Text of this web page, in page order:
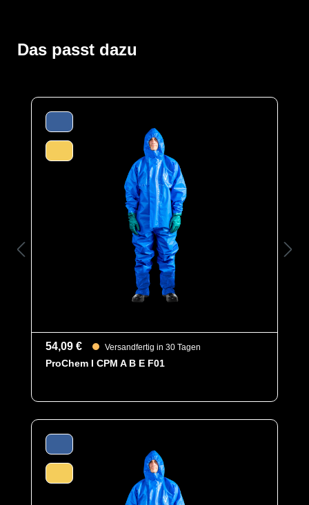
sondern schützt auch vor biologischen Stoffen, wie sie
in der Lebensmittelindustrie und in Krankenhäusern
Reinigungsmitteln.
Schutzklasse S4 (mit Stahlkappe) und einer
antibakteriellen Innenbeschichtung macht den Stiefel
ideal geeignet für die Verwendung in Bereichen mit
hohen Sicherheits- und Hygieneanforderungen.
Abseits dessen hat der Stiefel mit seiner Klassifizierung
SRC die bestmögliche Rutschhemmung.
Ein weiteres Highlight des speziellen Materials ist seine
Haltbarkeitsdauer. Bei richtiger Lagerung behält der
Stiefel seine chemische Beständigkeit, auch wenn er
nach ca. 5 Jahren möglicherweise an Glanz und Farbe
verlieren kann. Es ist wichtig, PVC-Produkte vor
Sonnenlicht, Hitze und Feuchtigkeit zu schützen, um
EAN 8430844303470
Merkmale
- Sicherheitsstiefel aus speziellem
modifizierten FOCA® PVC
- Schutzklasse S4 mit Stahlkappe
Das passt dazu
54,09 € Versandfertig in 30 Tagen
ProChem I CPM A B E F01